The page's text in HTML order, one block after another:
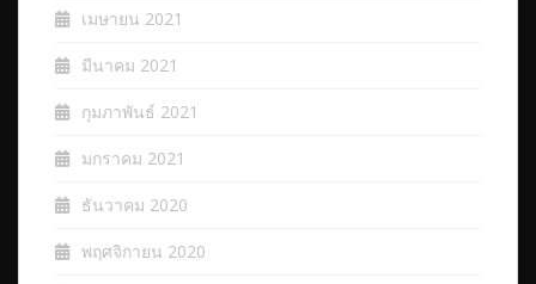
เมษายน 2021
มีนาคม 2021
กุมภาพันธ์ 2021
มกราคม 2021
ธันวาคม 2020
พฤศจิกายน 2020